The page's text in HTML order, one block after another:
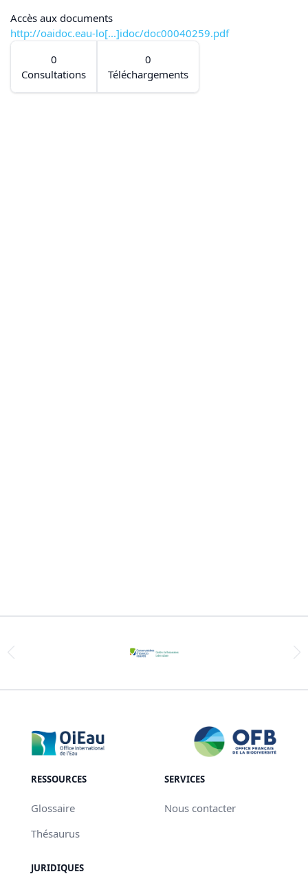
Accès aux documents
http://oaidoc.eau-lo[...]idoc/doc00040259.pdf
0
Consultations
0
Téléchargements
RESSOURCES
Glossaire
Thésaurus
SERVICES
Nous contacter
JURIDIQUES